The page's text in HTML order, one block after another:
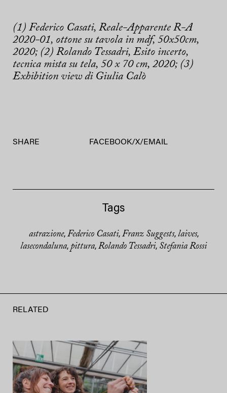
(1) Federico Casati, Reale-Apparente R-A
2020-01, ottone su tavola in mdf, 50x50cm,
2020; (2) Rolando Tessadri, Esito incerto,
tecnica mista su tela, 50 x 70 cm, 2020; (3)
Exhibition view di Giulia Calò
SHARE FACEBOOK/X/ EMAIL
Tags
astrazione, Federico Casati, Franz Suggests, laives,
lasecondaluna, pittura, Rolando Tessadri, Stefania Rossi
RELATED